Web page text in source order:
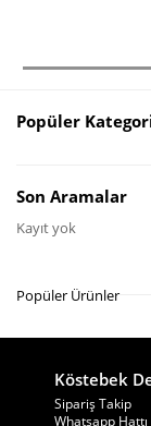
ÖDEME
Köstebek
Sipariş Takip
Whatsapp Hattı
Popüler
Son Aramalar
Kayıt yok
Popüler Ürünler